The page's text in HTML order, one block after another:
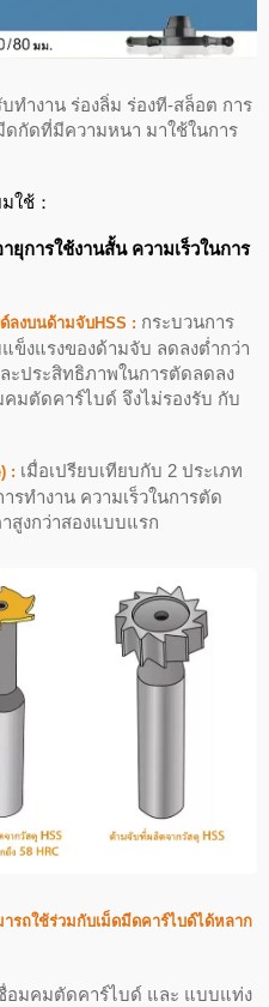
ำงาน ร่องลิ่ม ร่องที-สล็อต การ
กัดที่มีความหนา มาใช้ในการ
ใช้：
ยุการใช้งานสั้น ความเร็วในการ
ลงบนด้ามจับHSS : กระบวนการ
ข็งแรงของด้ามจับ ลดลงต่ำกว่า
ะประสิทธิภาพในการตัดลดลง
มตัดคาร์ไบด์ จึงไม่รองรับ กับ
: เมื่อเปรียบเทียบกับ 2 ประเภท
ทำงาน ความเร็วในการตัด
สูงกว่าสองแบบแรก
รถใช้ร่วมกับเม็ดมีดคาร์ไบด์ได้หลาก
อมคมตัดคาร์ไบด์ และ แบบแท่ง